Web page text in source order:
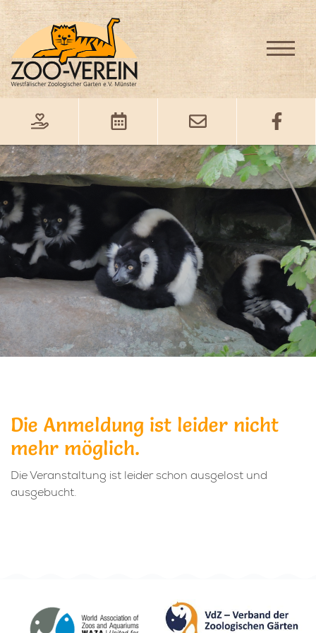
Die Anmeldung ist leider nicht
mehr möglich.
Die Veranstaltung ist leider schon ausgelost und
ausgebucht.